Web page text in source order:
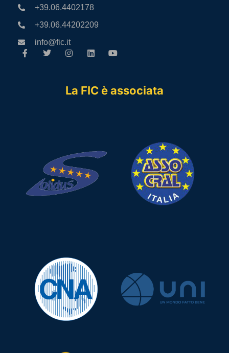
+39.06.4402178
+39.06.44202209
info@fic.it
La FIC è associata